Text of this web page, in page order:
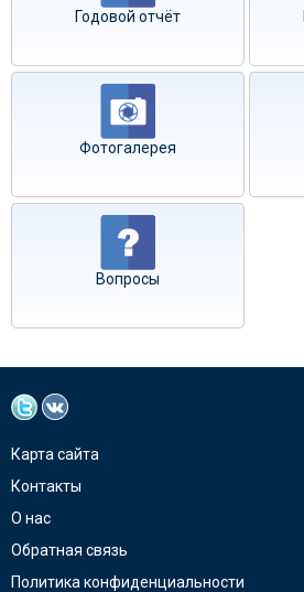
Годовой отчёт
Фотогалерея
Вопросы
Карта сайта
Контакты
О нас
Обратная связь
Политика конфиденциальности